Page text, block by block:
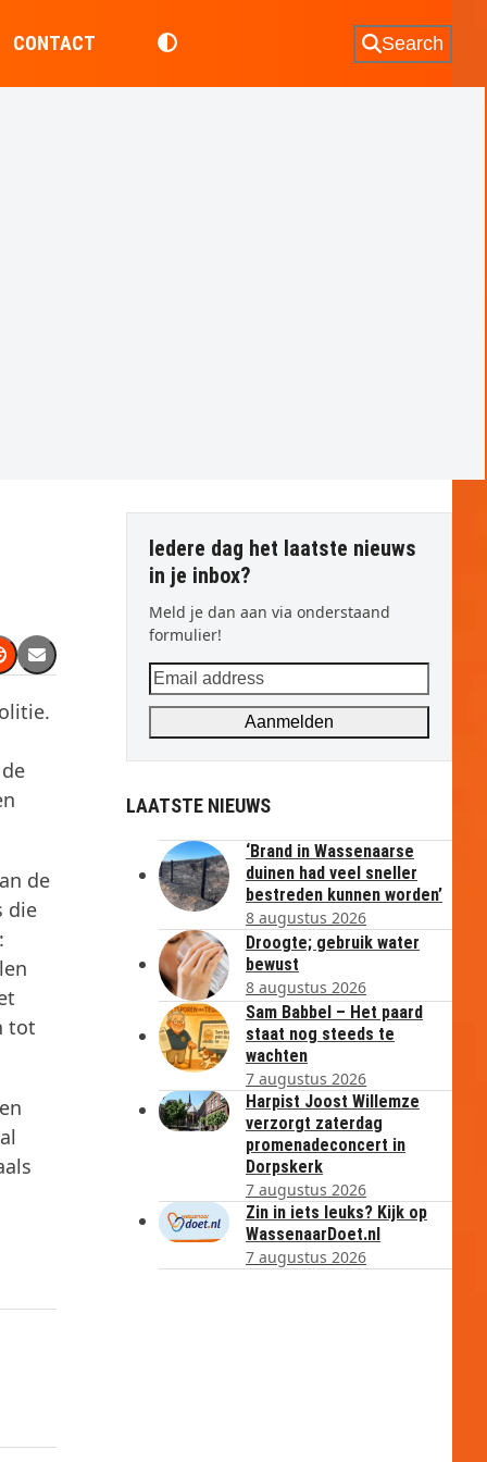
CONTACT Search
de
die
tot
Iedere dag het laatste nieuws
in je inbox?
Meld je dan aan via onderstaand
formulier!
Email
address
Aanmelden
LAATSTE NIEUWS
‘Brand in Wassenaarse
duinen had veel sneller
bestreden kunnen worden’
8 augustus 2026
Droogte; gebruik water
bewust
8 augustus 2026
Sam Babbel – Het paard
staat nog steeds te
wachten
7 augustus 2026
Harpist Joost Willemze
verzorgt zaterdag
promenadeconcert in
Dorpskerk
7 augustus 2026
Zin in iets leuks? Kijk op
WassenaarDoet.nl
7 augustus 2026